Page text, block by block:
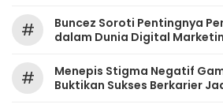
#
‎Buncez Soroti Pentingnya
dalam Dunia Digital
#
Menepis Stigma Negatif
Buktikan Sukses Berkarier